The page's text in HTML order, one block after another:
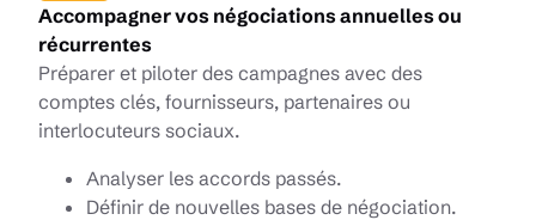
Accompagner vos négociations annuelles ou
récurrentes
Préparer et piloter des campagnes avec des
comptes clés, fournisseurs, partenaires ou
interlocuteurs sociaux.
Analyser les accords passés.
Définir de nouvelles bases de négociation.